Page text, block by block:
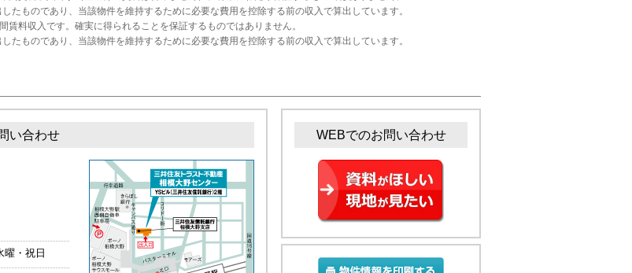
ものであり、当該物件を維持するために必要な費用を控除する前の収入で算出しています。
料収入です。確実に得られることを保証するものではありません。
ものであり、当該物件を維持するために必要な費用を控除する前の収入で算出しています。
い合わせ
曜・祝日
WEBでのお問い合わせ